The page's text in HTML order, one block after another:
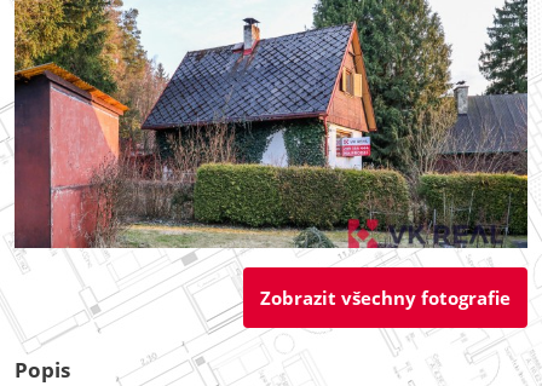
Zobrazit všechny fotografie
Popis